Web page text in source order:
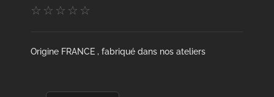
☆ ☆ ☆ ☆ ☆
Origine FRANCE , fabriqué dans nos ateliers